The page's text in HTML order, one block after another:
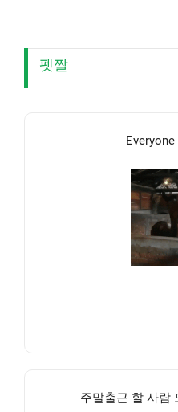
펫짤
주말출근 할 사람